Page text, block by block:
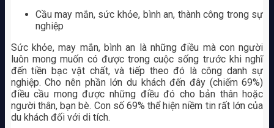
Cầu may mắn, sức khỏe, bình an, thành công trong sự
nghiệp
Sức khỏe, may mắn, bình an là những điều mà con người
luôn mong muốn có được trong cuộc sống trước khi nghĩ
đến tiền bạc vật chất, và tiếp theo đó là công danh sự
nghiệp. Cho nên phần lớn du khách đến đây (chiếm 69%)
điều cầu mong được những điều đó cho bản thân hoặc
người thân, bạn bè. Con số 69% thể hiện niềm tin rất lớn của
du khách đối với di tích.